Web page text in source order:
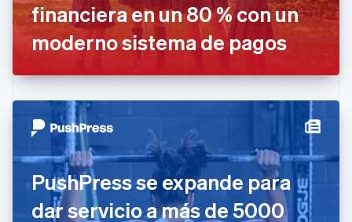
financiera en un 80 % con un
moderno sistema de pagos
PushPress se expande para
dar servicio a más de 5000
Eslovaquia
English
Eslovenia
España
Estados Unidos
EnglishEspañol
Estonia
English
Finlandia
English Svenska
Francia
FrançaisEnglish